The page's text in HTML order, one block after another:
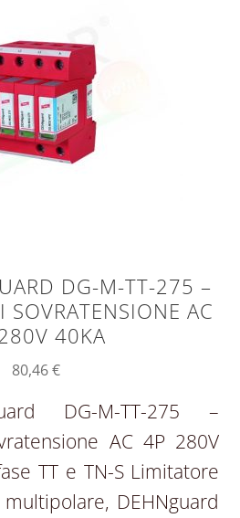
DG-M-TT-275 –
SOVRATENSIONE AC
40KA
80,46€
DG-M-TT-275 –
AC 4P 280V
TT e TN-S Limitatore
DEHNguard